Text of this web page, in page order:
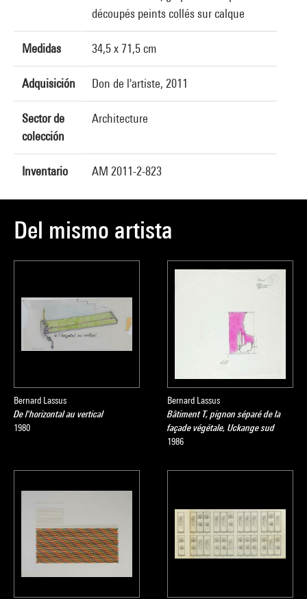
découpés peints collés sur calque
Medidas 34,5 x 71,5 cm
Adquisición Don de l'artiste, 2011
Sector de
colección
Architecture
Inventario AM 2011-2-823
Del mismo artista
Bernard Lassus
De l'horizontal au vertical
1980
Bernard Lassus
Bâtiment T, pignon séparé de la
façade végétale, Uckange sud
1986